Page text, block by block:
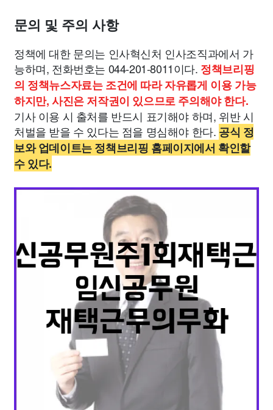
문의 및 주의 사항
정책에 대한 문의는 인사혁신처 인사조직과에서 가
능하며, 전화번호는 044-201-8011이다. 정책브리핑
의 정책뉴스자료는 조건에 따라 자유롭게 이용 가능
하지만, 사진은 저작권이 있으므로 주의해야 한다.
기사 이용 시 출처를 반드시 표기해야 하며, 위반 시
처벌을 받을 수 있다는 점을 명심해야 한다. 공식 정
보와 업데이트는 정책브리핑 홈페이지에서 확인할
수 있다.